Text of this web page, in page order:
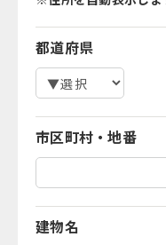
都道府県
市区町村・地番
建物名